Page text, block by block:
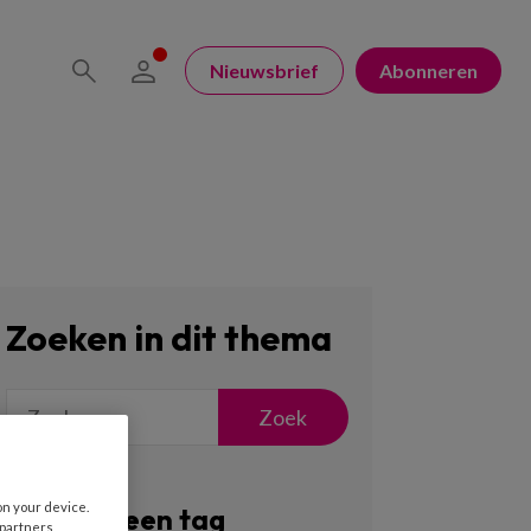
Nieuwsbrief Abonneren
Zoeken in dit thema
Zoek
Filter op een tag
your device.